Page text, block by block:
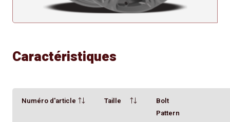
Caractéristiques
Numéro d'article Taille
Bolt
Pattern